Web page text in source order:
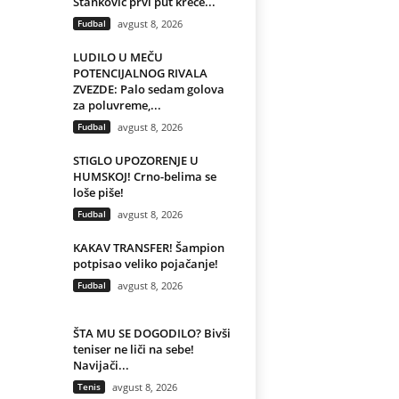
Fudbal avgust 8, 2026
LUDILO U MEČU
POTENCIJALNOG RIVALA
ZVEZDE: Palo sedam golova
za poluvreme,...
Fudbal avgust 8, 2026
STIGLO UPOZORENJE U
HUMSKOJ! Crno-belima se
loše piše!
Fudbal avgust 8, 2026
KAKAV TRANSFER! Šampion
potpisao veliko pojačanje!
Fudbal avgust 8, 2026
ŠTA MU SE DOGODILO? Bivši
teniser ne liči na sebe!
Navijači...
Tenis avgust 8, 2026